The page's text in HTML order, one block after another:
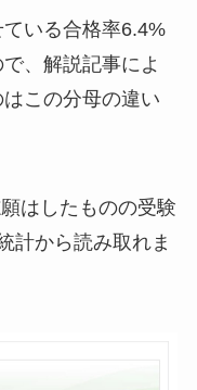
いる合格率6.4%
、解説記事によ
この分母の違い
はしたものの受験
計から読み取れま